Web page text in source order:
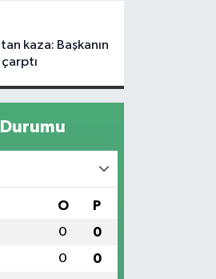
kaza: Başkanın
O P
0 0
0 0